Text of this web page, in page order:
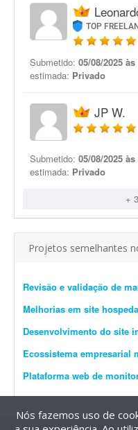
TOP
Submetido: 05/08/2025 às
estimada: Privado
JP W.
Submetido: 05/08/2025 às
estimada: Privado
+
Projetos semelhantes
Revisão e validação de
Melhorias em site
Desenvolvimento do site
Ecossistema empresarial
Nós fazemos uso de